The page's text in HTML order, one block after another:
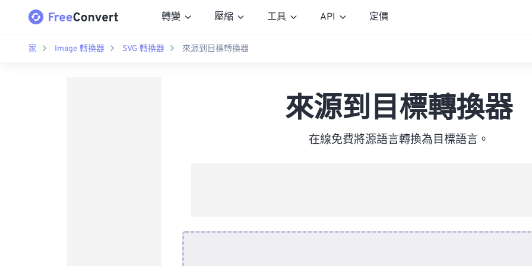
轉變 壓縮 工具 API 定價
家 Image 轉換器 SVG 轉換器 來源到目標轉換器
來源到目標轉換器
在線免費將源語言轉換為目標語言。